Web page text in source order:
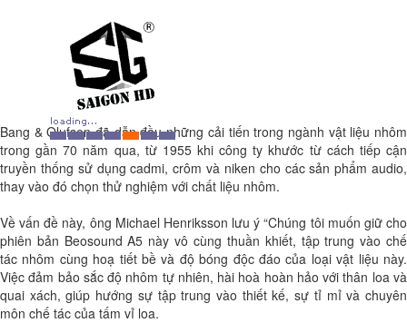
Bang & Olufsen đã dẫn đầu những cải tiến trong ngành vật liệu nhôm
trong gần 70 năm qua, từ 1955 khi công ty khước từ cách tiếp cận
truyền thống sử dụng cadmi, crôm và niken cho các sản phẩm audio,
thay vào đó chọn thử nghiệm với chất liệu nhôm.
Về vấn đề này, ông Michael Henriksson lưu ý “Chúng tôi muốn giữ cho
phiên bản Beosound A5 này vô cùng thuần khiết, tập trung vào chế
tác nhôm cùng hoạ tiết bề và độ bóng độc đáo của loại vật liệu này.
Việc đảm bảo sắc độ nhôm tự nhiên, hài hoà hoàn hảo với thân loa và
quai xách, giúp hướng sự tập trung vào thiết kế, sự tỉ mỉ và chuyên
môn chế tác của tấm vỉ loa.